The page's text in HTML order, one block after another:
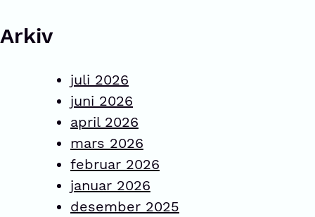
Arkiv
juli 2026
juni 2026
april 2026
mars 2026
februar 2026
januar 2026
desember 2025